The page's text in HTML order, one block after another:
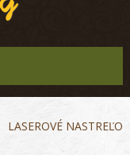
LASEROVÉ NASTREĽO